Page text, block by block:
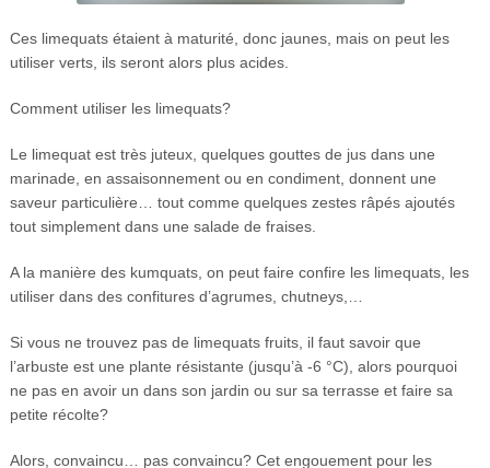
Ces limequats étaient à maturité, donc jaunes, mais on peut les
utiliser verts, ils seront alors plus acides.
Comment utiliser les limequats?
Le limequat est très juteux, quelques gouttes de jus dans une
marinade, en assaisonnement ou en condiment, donnent une
saveur particulière… tout comme quelques zestes râpés ajoutés
tout simplement dans une salade de fraises.
A la manière des kumquats, on peut faire confire les limequats, les
utiliser dans des confitures d’agrumes, chutneys,…
Si vous ne trouvez pas de limequats fruits, il faut savoir que
l’arbuste est une plante résistante (jusqu’à -6 °C), alors pourquoi
ne pas en avoir un dans son jardin ou sur sa terrasse et faire sa
petite récolte?
Alors, convaincu… pas convaincu? Cet engouement pour les